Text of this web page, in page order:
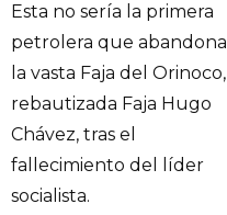
Esta no sería la primera
petrolera que abandona
la vasta Faja del Orinoco,
rebautizada Faja Hugo
Chávez, tras el
fallecimiento del líder
socialista.